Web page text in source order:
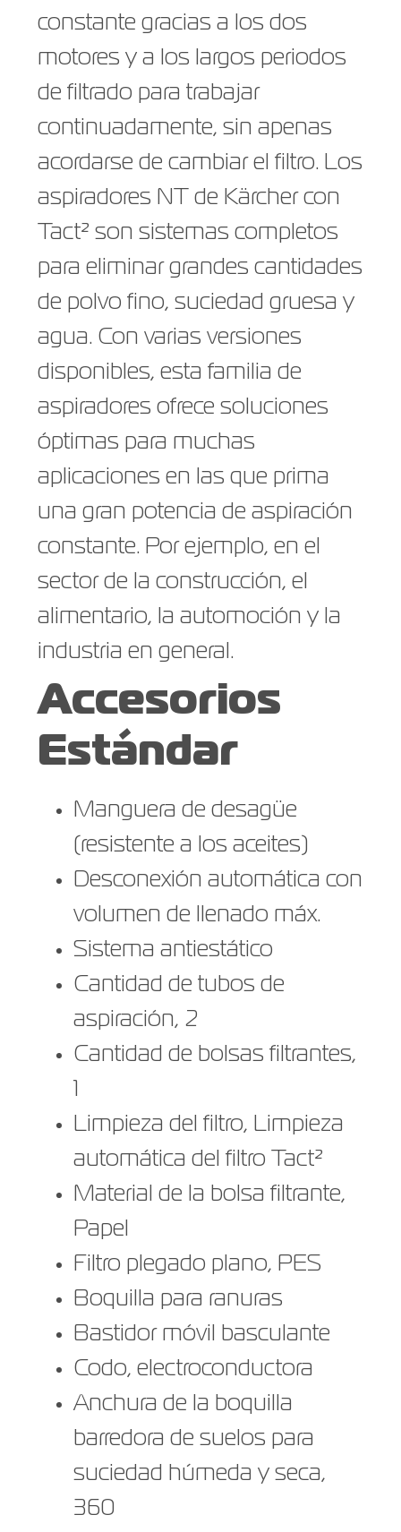
constante gracias a los dos
motores y a los largos periodos
de filtrado para trabajar
continuadamente, sin apenas
acordarse de cambiar el filtro. Los
aspiradores NT de Kärcher con
Tact² son sistemas completos
para eliminar grandes cantidades
de polvo fino, suciedad gruesa y
agua. Con varias versiones
disponibles, esta familia de
aspiradores ofrece soluciones
óptimas para muchas
aplicaciones en las que prima
una gran potencia de aspiración
constante. Por ejemplo, en el
sector de la construcción, el
alimentario, la automoción y la
industria en general.
Accesorios
Estándar
Manguera de desagüe
(resistente a los aceites)
Desconexión automática con
volumen de llenado máx.
Sistema antiestático
Cantidad de tubos de
aspiración, 2
Cantidad de bolsas filtrantes,
Limpieza del filtro, Limpieza
automática del filtro Tact²
Material de la bolsa filtrante,
Papel
Filtro plegado plano, PES
Boquilla para ranuras
Bastidor móvil basculante
Codo, electroconductora
Anchura de la boquilla
barredora de suelos para
suciedad húmeda y seca,
360